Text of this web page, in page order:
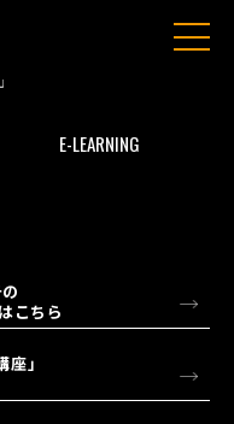
E-LEARNING
こちら
」